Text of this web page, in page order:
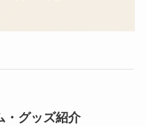
・グッズ紹介